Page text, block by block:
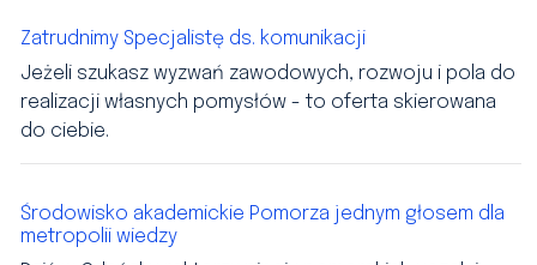
Zatrudnimy Specjalistę ds. komunikacji
Jeżeli szukasz wyzwań zawodowych, rozwoju i pola do
realizacji własnych pomysłów - to oferta skierowana
do ciebie.
Środowisko akademickie Pomorza jednym głosem dla
metropolii wiedzy